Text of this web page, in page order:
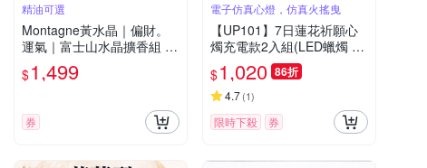
精油可選
Montagne黃水晶｜偏財。
運氣｜富士山水晶擴香組 精
油可選
$1,499
券
電子仿真心燈，仿真火搖曳
【UP101】7日蓮花祈願心
燭充電款2入組(LED蠟燭 法
會供燈 仿真蠟燭 電子心燈
祈願心燈/Y205)
$1,020 86折
4.7(1)
限時下殺 券